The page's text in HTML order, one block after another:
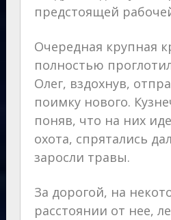
предстоящей
Очередная крупная
полностью
Олег, вздохнув,
поимку нового.
поняв, что на них
охота, спрятались
заросли травы.
За дорогой, на
расстоянии от нее,